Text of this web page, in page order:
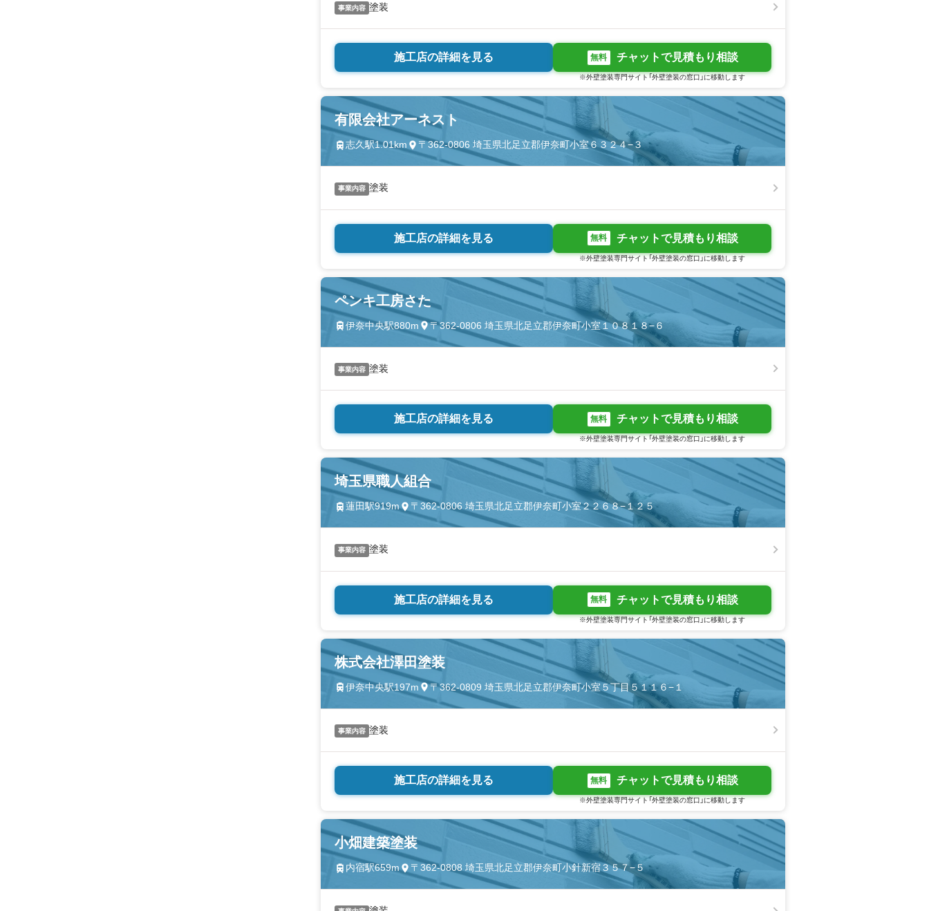
事業内容 塗装
施工店の詳細を見る 無料 チャットで見積もり相談
※外壁塗装専門サイト「外壁塗装の窓口」に移動します
有限会社アーネスト
志久駅1.01km 〒362-0806 埼玉県北足立郡伊奈町小室６３２４−３
事業内容 塗装
施工店の詳細を見る 無料 チャットで見積もり相談
※外壁塗装専門サイト「外壁塗装の窓口」に移動します
ペンキ工房さた
伊奈中央駅880m 〒362-0806 埼玉県北足立郡伊奈町小室１０８１８−６
事業内容 塗装
施工店の詳細を見る 無料 チャットで見積もり相談
※外壁塗装専門サイト「外壁塗装の窓口」に移動します
埼玉県職人組合
蓮田駅919m 〒362-0806 埼玉県北足立郡伊奈町小室２２６８−１２５
事業内容 塗装
施工店の詳細を見る 無料 チャットで見積もり相談
※外壁塗装専門サイト「外壁塗装の窓口」に移動します
株式会社澤田塗装
伊奈中央駅197m 〒362-0809 埼玉県北足立郡伊奈町小室５丁目５１１６−１
事業内容 塗装
施工店の詳細を見る 無料 チャットで見積もり相談
※外壁塗装専門サイト「外壁塗装の窓口」に移動します
小畑建築塗装
内宿駅659m 〒362-0808 埼玉県北足立郡伊奈町小針新宿３５７−５